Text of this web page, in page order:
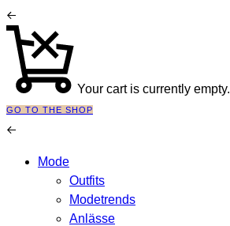
Your cart is currently empty.
GO TO THE SHOP
Mode
Outfits
Modetrends
Anlässe